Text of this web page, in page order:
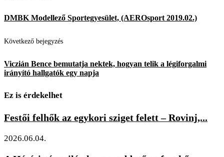
DMBK Modellező Sportegyesület, (AEROsport 2019.02.)
Következő bejegyzés
Viczián Bence bemutatja nektek, hogyan telik a légiforgalmi
irányító hallgatók egy napja
Ez is érdekelhet
Festői felhők az egykori sziget felett – Rovinj,...
2026.06.04.